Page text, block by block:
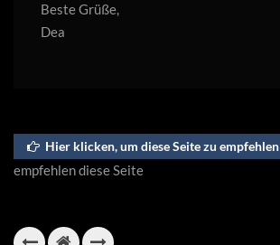
Beste Grüße,
Dea
Hier klicken, um diese Seite zu empfehlen
empfehlen diese Seite